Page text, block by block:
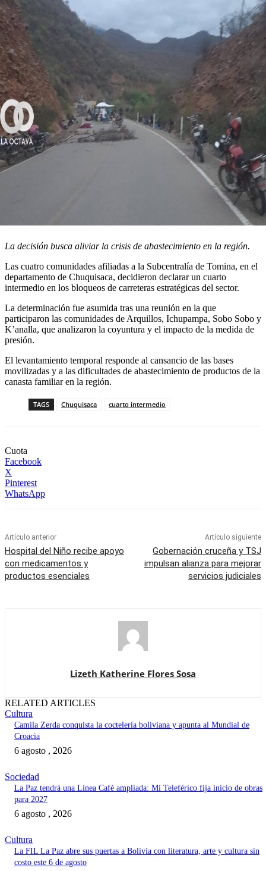
La decisión busca aliviar la crisis de abastecimiento en la región.
Las cuatro comunidades afiliadas a la Subcentralía de Tomina, en el
departamento de Chuquisaca, decidieron declarar un cuarto
intermedio en los bloqueos de carreteras estratégicas del sector.
La determinación fue asumida tras una reunión en la que
participaron las comunidades de Arquillos, Ichupampa, Sobo Sobo y
K’analla, que analizaron la coyuntura y el impacto de la medida de
presión.
El levantamiento temporal responde al cansancio de las bases
movilizadas y a las dificultades de abastecimiento de productos de la
canasta familiar en la región.
TAGS Chuquisaca cuarto intermedio
Cuota
Facebook
X
Pinterest
WhatsApp
Artículo anterior
Hospital del Niño recibe apoyo
con medicamentos y
productos esenciales
Artículo siguiente
Gobernación cruceña y TSJ
impulsan alianza para mejorar
servicios judiciales
Lizeth Katherine Flores Sosa
RELATED ARTICLES
Cultura
Camila Zerda conquista la coctelería boliviana y apunta al Mundial de
Croacia
6 agosto , 2026
Sociedad
La Paz tendrá una Línea Café ampliada: Mi Teleférico fija inicio de obras
para 2027
6 agosto , 2026
Cultura
La FIL La Paz abre sus puertas a Bolivia con literatura, arte y cultura sin
costo este 6 de agosto